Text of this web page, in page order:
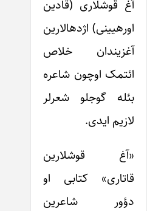
آغ قوشلاری (قادین
اوره‎یینی) اژدهالارین
آغزیندان خلاص
ائتمک اوچون شاعره
بئله گوجلو‎ شعرلر
لازیم ایدی.
«آغ قوشلارین
قاتاری» کتابی او
دؤور شاعرین